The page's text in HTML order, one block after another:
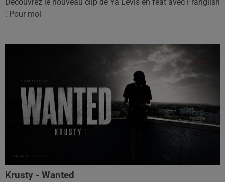
: Pour moi
Krusty - Wanted